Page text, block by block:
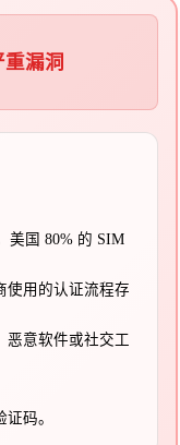
漏洞
美国 80% 的 SIM
使用的认证流程存
恶意软件或社交工
码。